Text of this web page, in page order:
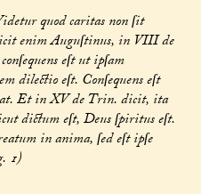
quod caritas non ſit
enim Auguſtinus, in VIII de
eſt ut ipſam
dilectio eſt. Conſequens eſt
Et in XV de Trin. dicit, ita
dictum eſt, Deus ſpiritus eſt.
in anima, ſed eſt ipſe
1)